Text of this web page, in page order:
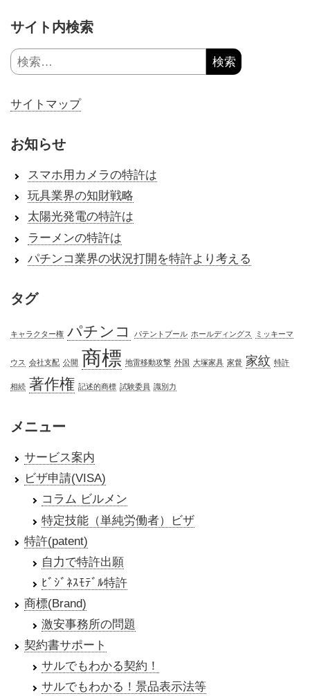
サイト内検索
検
索:
サイトマップ
お知らせ
スマホ用カメラの特許は
玩具業界の知財戦略
太陽光発電の特許は
ラーメンの特許は
パチンコ業界の状況打開を特許より考える
タグ
キャラクター権 パチンコ パテントプール ホールディングス ミッキーマ
ウス 会社支配 公開 商標 地雷移動攻撃 外国 大塚家具 家督 家紋 特許
相続 著作権 記述的商標 試験委員 識別力
メニュー
サービス案内
ビザ申請(VISA)
コラム ビルメン
特定技能（単純労働者）ビザ
特許(patent)
自力で特許出願
ﾋﾞｼﾞﾈｽﾓﾃﾞﾙ特許
商標(Brand)
激安事務所の問題
契約書サポート
サルでもわかる契約！
サルでもわかる！景品表示法等